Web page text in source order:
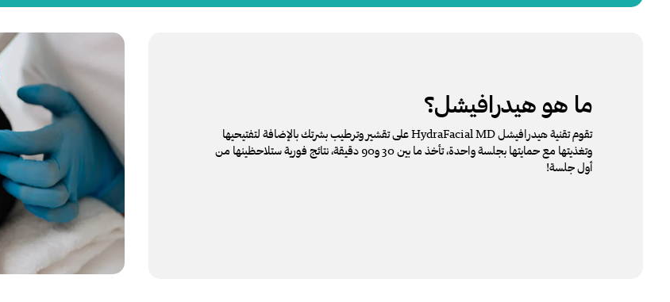
ما هو هيدرافيشل؟
تقوم تقنية هيدرافيشل HydraFacial MD على تقشير وترطيب بشرتك بالإضافة لتفتيحيها
وتغذيتها مع حمايتها بجلسة واحدة، تأخذ ما بين 30 و90 دقيقة، نتائج فورية ستلاحظينها من
أول جلسة!